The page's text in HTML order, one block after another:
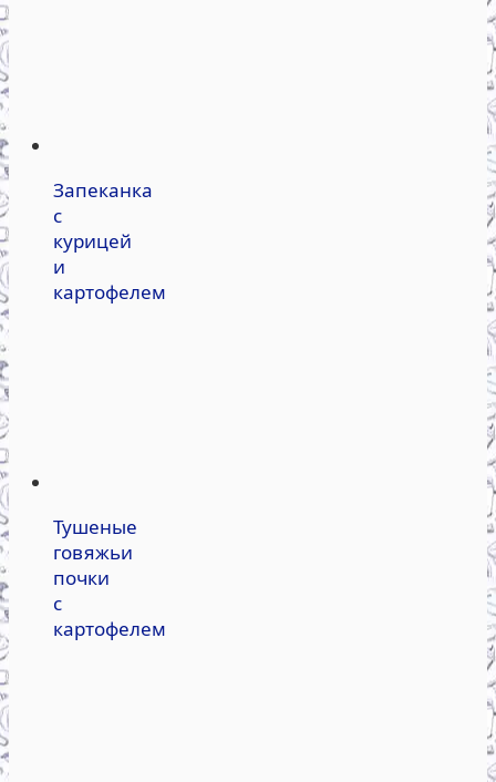
Запеканка
с
курицей
и
картофелем
Тушеные
говяжьи
почки
с
картофелем